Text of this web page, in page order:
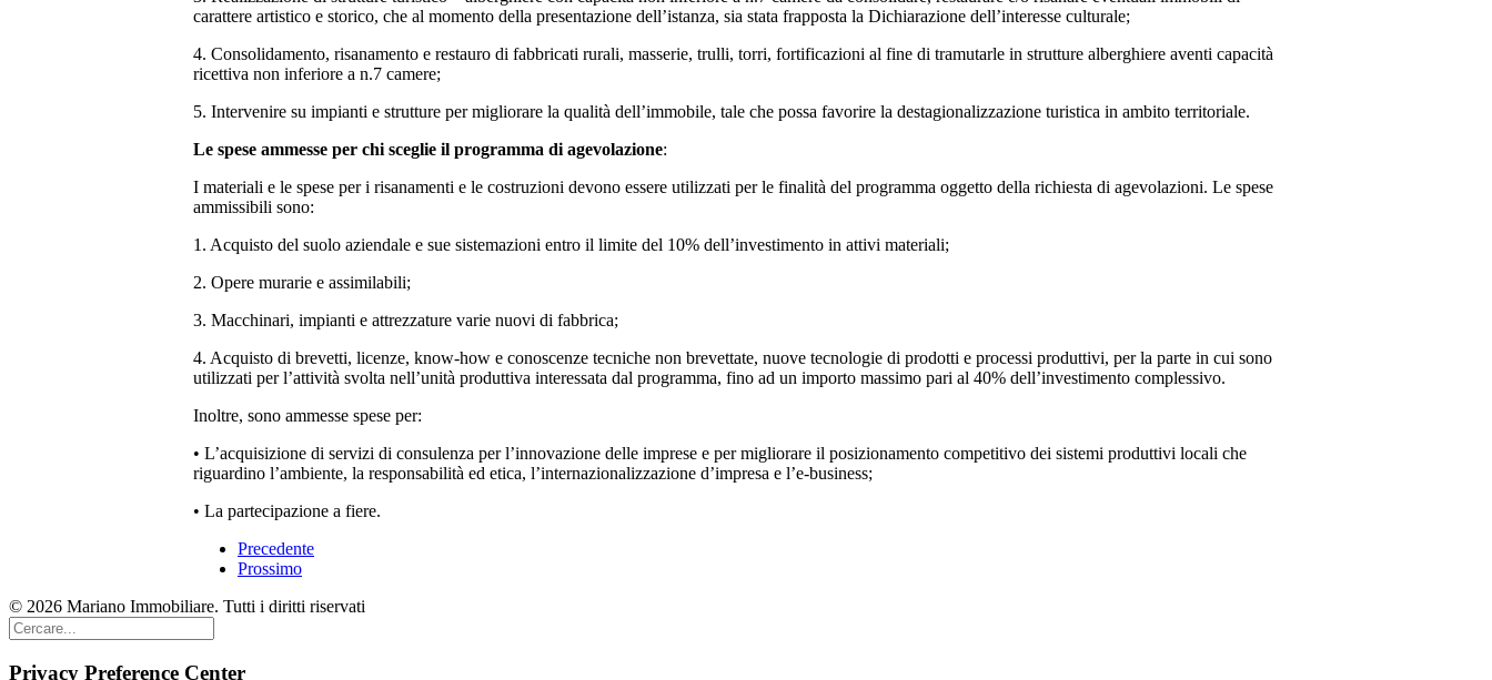
carattere artistico e storico, che al momento della presentazione dell’istanza, sia stata frapposta la Dichiarazione dell’interesse culturale;
4. Consolidamento, risanamento e restauro di fabbricati rurali, masserie, trulli, torri, fortificazioni al fine di tramutarle in strutture alberghiere aventi capacità
ricettiva non inferiore a n.7 camere;
5. Intervenire su impianti e strutture per migliorare la qualità dell’immobile, tale che possa favorire la destagionalizzazione turistica in ambito territoriale.
Le spese ammesse per chi sceglie il programma di agevolazione:
I materiali e le spese per i risanamenti e le costruzioni devono essere utilizzati per le finalità del programma oggetto della richiesta di agevolazioni. Le spese
ammissibili sono:
1. Acquisto del suolo aziendale e sue sistemazioni entro il limite del 10% dell’investimento in attivi materiali;
2. Opere murarie e assimilabili;
3. Macchinari, impianti e attrezzature varie nuovi di fabbrica;
4. Acquisto di brevetti, licenze, know-how e conoscenze tecniche non brevettate, nuove tecnologie di prodotti e processi produttivi, per la parte in cui sono
utilizzati per l’attività svolta nell’unità produttiva interessata dal programma, fino ad un importo massimo pari al 40% dell’investimento complessivo.
Inoltre, sono ammesse spese per:
• L’acquisizione di servizi di consulenza per l’innovazione delle imprese e per migliorare il posizionamento competitivo dei sistemi produttivi locali che
riguardino l’ambiente, la responsabilità ed etica, l’internazionalizzazione d’impresa e l’e-business;
• La partecipazione a fiere.
Precedente
Prossimo
© 2026 Mariano Immobiliare. Tutti i diritti riservati
Privacy Preference Center